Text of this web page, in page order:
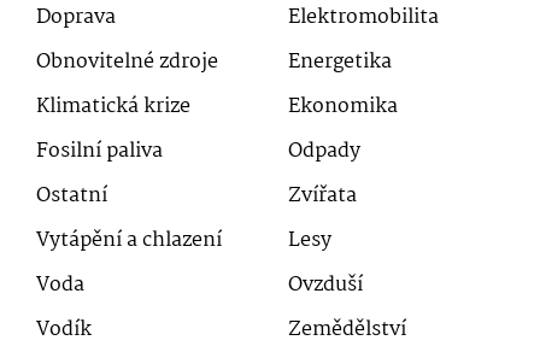
Doprava
Elektromobilita
Obnovitelné zdroje
Energetika
Klimatická krize
Ekonomika
Fosilní paliva
Odpady
Ostatní
Zvířata
Vytápění a chlazení
Lesy
Voda
Ovzduší
Vodík
Zemědělství